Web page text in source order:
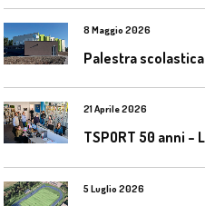
8 Maggio 2026
Palestra
21 Aprile 2026
TSPORT 50 anni –
5 Luglio 2026